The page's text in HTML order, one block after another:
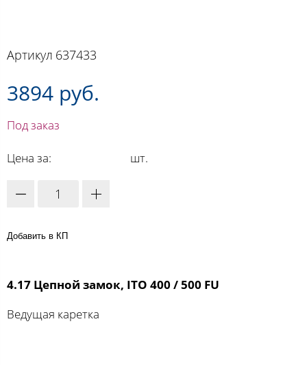
Артикул 637433
3894 руб.
Под заказ
Цена за: шт.
Добавить в КП
4.17 Цепной замок, ITO 400 / 500 FU
Ведущая каретка